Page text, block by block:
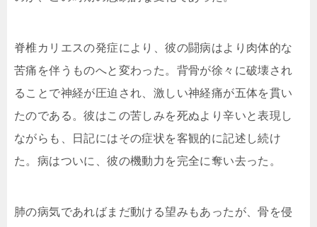
脊椎カリエスの発症により、彼の闘病はより肉体的な
苦痛を伴うものへと変わった。背骨が徐々に破壊され
ることで神経が圧迫され、激しい神経痛が五体を貫い
たのである。彼はこの苦しみを死ぬより辛いと表現し
ながらも、日記にはその症状を客観的に記述し続け
た。病はついに、彼の機動力を完全に奪い去った。
肺の病気であればまだ動ける望みもあったが、骨を侵